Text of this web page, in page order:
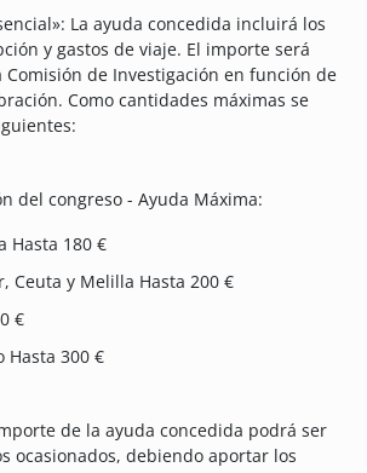
La ayuda concedida incluirá los
y gastos de viaje. El importe será
de Investigación en función de
Como cantidades máximas se
del congreso - Ayuda Máxima:
Hasta 180 €
Ceuta y Melilla Hasta 200 €
€
Hasta 300 €
de la ayuda concedida podrá ser
ocasionados, debiendo aportar los